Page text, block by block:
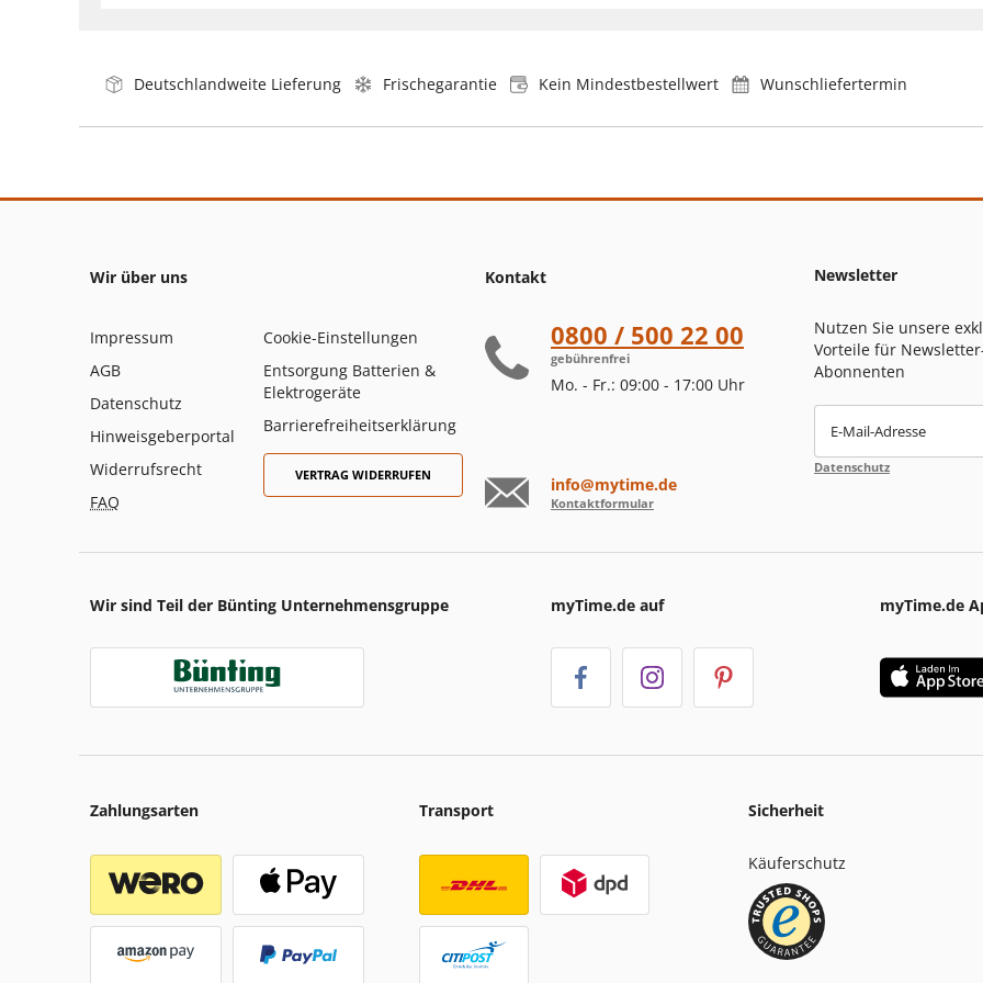
Deutschlandweite Lieferung Frischegarantie Kein Mindestbestellwert Wunschliefertermin
Wir über uns
Impressum
AGB
Datenschutz
Hinweisgeberportal
Widerrufsrecht
FAQ
Cookie-Einstellungen
Entsorgung Batterien &
Elektrogeräte
Barrierefreiheitserklärung
VERTRAG WIDERRUFEN
Kontakt
0800 / 500 22 00
gebührenfrei
Mo. - Fr.: 09:00 - 17:00 Uhr
info@mytime.de
Kontaktformular
Newsletter
Nutzen Sie unsere
Vorteile für
Abonnenten
E-Mail-Adresse
Datenschutz
Wir sind Teil der Bünting Unternehmensgruppe myTime.de auf myTime.de
Zahlungsarten Transport Sicherheit
Käuferschutz